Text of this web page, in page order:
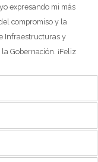
expresando mi más
compromiso y la
Infraestructuras y
Gobernación. ¡Feliz